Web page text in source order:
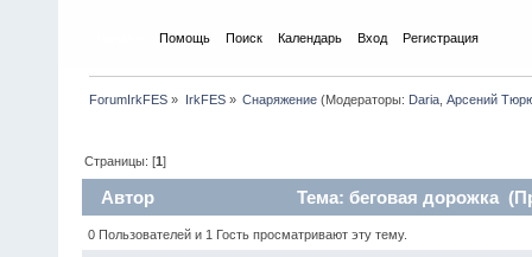
Помощь Поиск Календарь Вход Регистрация
ForumIrkFES » IrkFES» Снаряжение(Модераторы: Daria, Арсений
Страницы: [1]
Автор Тема: беговая дорожка
0 Пользователей и 1 Гость просматривают эту тему.